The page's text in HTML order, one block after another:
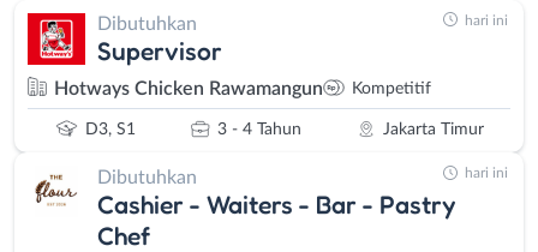
Dibutuhkan
Supervisor
Hotways Chicken Rawamangun Kompetitif
D3, S1 3 - 4 Tahun Jakarta Timur
hari ini
Dibutuhkan
Cashier - Waiters - Bar - Pastry
Chef
hari ini